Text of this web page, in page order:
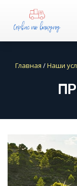
Главная /Наши